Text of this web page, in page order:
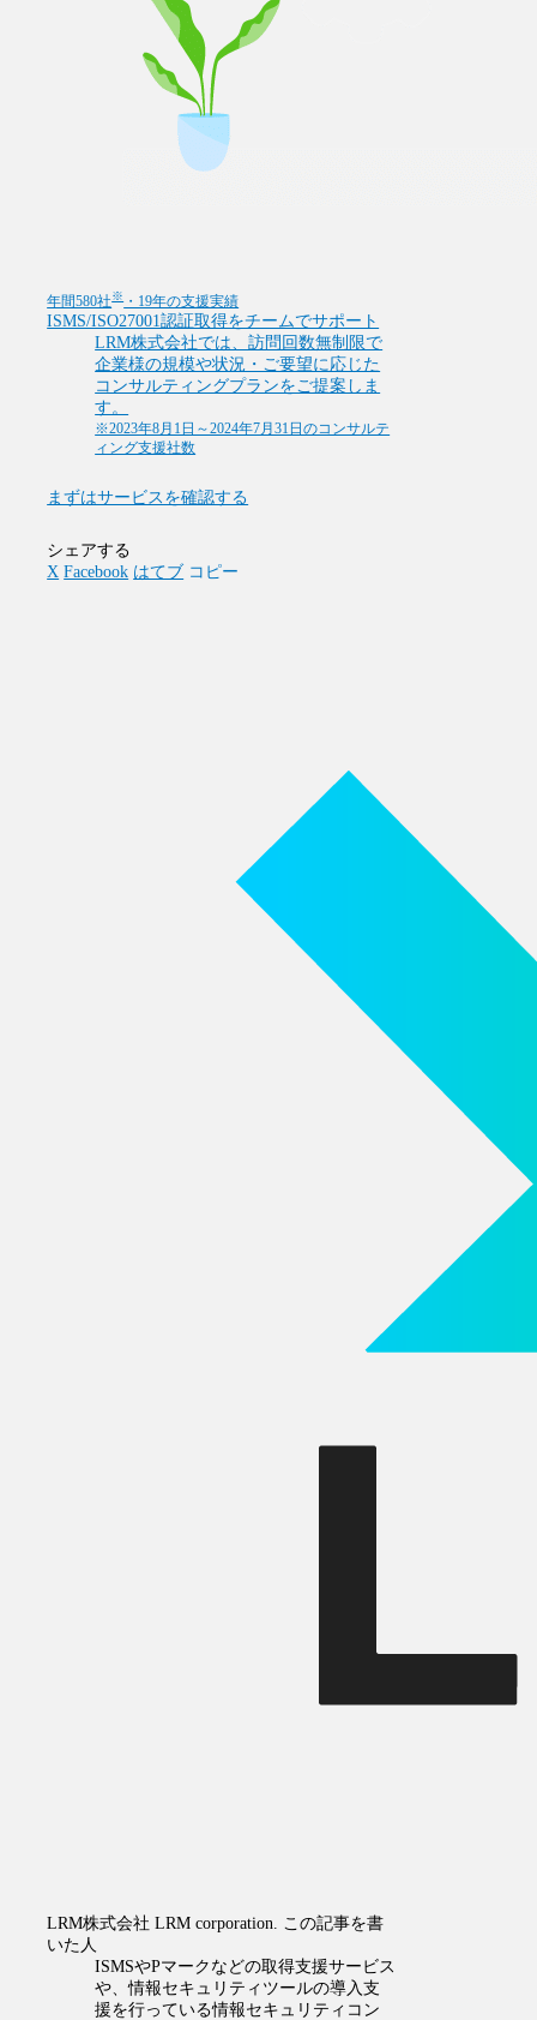
年間580社※・19年の支援実績
ISMS/ISO27001認証取得をチームでサポート
LRM株式会社では、訪問回数無制限で
企業様の規模や状況・ご要望に応じた
コンサルティングプランをご提案しま
す。
※2023年8月1日～2024年7月31日のコンサルテ
ィング支援社数
まずはサービスを確認する
シェアする
X Facebook はてブ コピー
LRM株式会社 LRM corporation.
この記事を書
いた人
ISMSやPマークなどの取得支援サービス
や、情報セキュリティツールの導入支
援を行っている情報セキュリティコン